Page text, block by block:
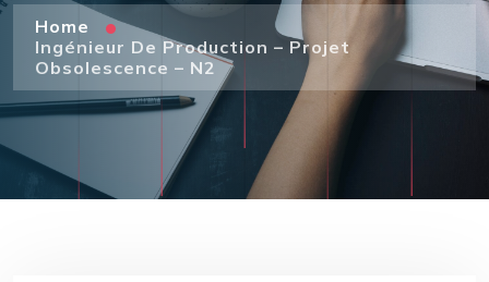
Home
Ingénieur De Production – Projet
Obsolescence – N2